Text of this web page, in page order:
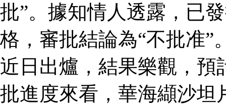
批”。據知情人透露，已
格，審批結論為“不批准”
近日出爐，結果樂觀，
批進度來看，華海纈沙坦